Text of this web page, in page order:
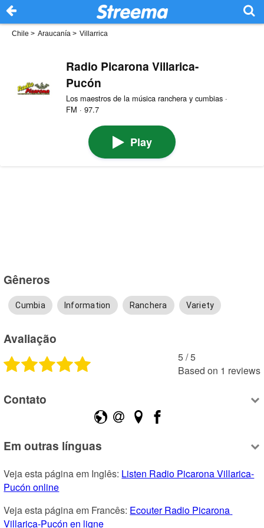
Chile > Araucanía > Villarrica
Radio Picarona Villarica-
Pucón
Los maestros de la música ranchera y cumbias ·
FM · 97.7
Play
Gêneros
Cumbia Information Ranchera Variety
Avaliação
5 /5
Based on 1 reviews
Contato
Em outras línguas
Veja esta página em Inglês: Listen Radio Picarona Villarica-
Pucón online
Veja esta página em Francês: Ecouter Radio Picarona
Villarica-Pucón en ligne